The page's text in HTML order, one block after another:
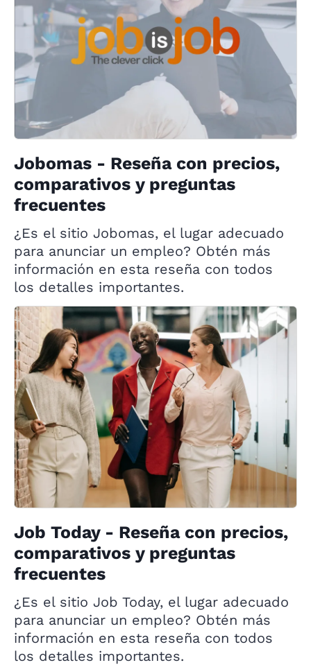
Jobomas - Reseña con precios,
comparativos y preguntas
frecuentes
¿Es el sitio Jobomas, el lugar adecuado
para anunciar un empleo? Obtén más
información en esta reseña con todos
los detalles importantes.
Job Today - Reseña con precios,
comparativos y preguntas
frecuentes
¿Es el sitio Job Today, el lugar adecuado
para anunciar un empleo? Obtén más
información en esta reseña con todos
los detalles importantes.